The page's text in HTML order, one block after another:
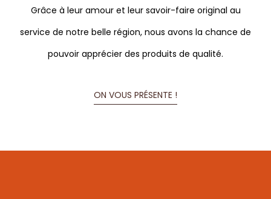
Grâce à leur amour et leur savoir-faire original au
service de notre belle région, nous avons la chance de
pouvoir apprécier des produits de qualité.
ON VOUS PRÉSENTE !